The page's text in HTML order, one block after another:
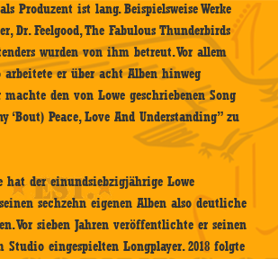
Produzent ist lang. Beispielsweise Werke
Dr. Feelgood, The Fabulous Thunderbirds
wurden von ihm betreut. Vor allem
er über acht Alben hinweg
machte den von Lowe geschriebenen Song
‘Bout) Peace, Love And Understanding” zu
hat der einundsiebzigjährige Lowe
sechzehn eigenen Alben also deutliche
Vor sieben Jahren veröffentlichte er seinen
eingespielten Longplayer. 2018 folgte